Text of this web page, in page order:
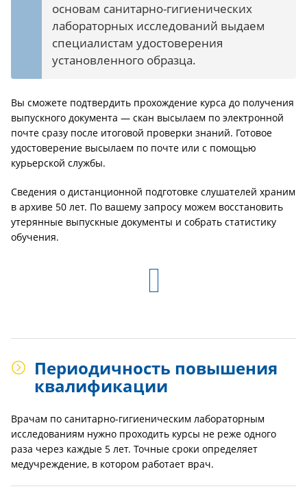
основам санитарно-гигиенических
лабораторных исследований выдаем
специалистам удостоверения
установленного образца.
Вы сможете подтвердить прохождение курса до получения
выпускного документа — скан высылаем по электронной
почте сразу после итоговой проверки знаний. Готовое
удостоверение высылаем по почте или с помощью
курьерской службы.
Сведения о дистанционной подготовке слушателей храним
в архиве 50 лет. По вашему запросу можем восстановить
утерянные выпускные документы и собрать статистику
обучения.
Периодичность повышения
квалификации
Врачам по санитарно-гигиеническим лабораторным
исследованиям нужно проходить курсы не реже одного
раза через каждые 5 лет. Точные сроки определяет
медучреждение, в котором работает врач.